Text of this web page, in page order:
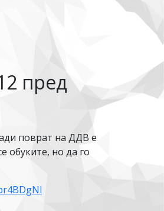
пред
поврат на ДДВ е
обуките, но да го